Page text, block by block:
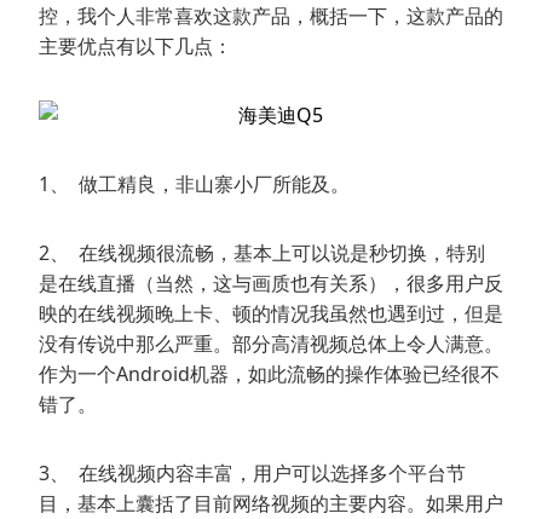
控，我个人非常喜欢这款产品，概括一下，这款产品的
主要优点有以下几点：
1、 做工精良，非山寨小厂所能及。
2、 在线视频很流畅，基本上可以说是秒切换，特别
是在线直播（当然，这与画质也有关系），很多用户反
映的在线视频晚上卡、顿的情况我虽然也遇到过，但是
没有传说中那么严重。部分高清视频总体上令人满意。
作为一个Android机器，如此流畅的操作体验已经很不
错了。
3、 在线视频内容丰富，用户可以选择多个平台节
目，基本上囊括了目前网络视频的主要内容。如果用户